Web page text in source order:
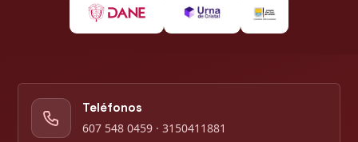
Teléfonos
607 548 0459 · 3150411881